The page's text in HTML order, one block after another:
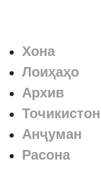
Хона
Лоиҳаҳо
Архив
Точикистон
Анҷуман
Расона